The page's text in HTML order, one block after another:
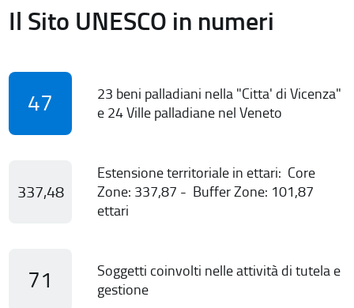
Il Sito UNESCO in numeri
47
23 beni palladiani nella "Citta' di Vicenza"
e 24 Ville palladiane nel Veneto
337,48
Estensione territoriale in ettari: Core
Zone: 337,87 - Buffer Zone: 101,87
ettari
71
Soggetti coinvolti nelle attività di tutela e
gestione